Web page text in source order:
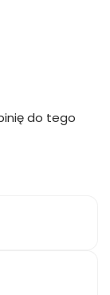
do tego